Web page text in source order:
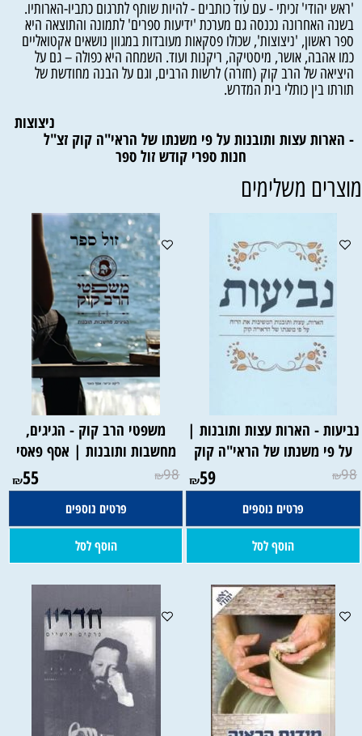
'ראש יהודי' זכיתי - עם עוד כותבים - להיות שותף לתרגום כתביו-הארותיו.
בשנה האחרונה נכנסה גם מערכת 'ידיעות ספרים' לתמונה והתוצאה היא
ספר ראשון, 'ניצוצות', שכולו פסקאות מעובדות במגוון נושאים אקטואליים
כמו אהבה, אושר, מיסטיקה, ריקנות ועוד. השמחה היא כפולה – גם על
היציאה של הרב קוק (חזרה) לרשות הרבים, וגם על הבנה מחודשת של
תורתו בין כותלי בית המדרש.
ניצוצות
- הארות עצות ותובנות על פי משנתו של הראי"ה קוק זצ"ל
חנות ספרי קודש זול ספר
משלימים
נביעות - הארות עצות ותובנות |
על פי משנתו של הראי"ה קוק
₪98
₪59
פרטים נוספים
הוסף לסל
משפטי הרב קוק - הגיגים,
מחשבות ותובנות | אסף פאסי
₪98
₪55
פרטים נוספים
הוסף לסל